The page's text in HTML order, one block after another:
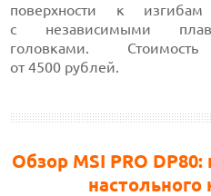
поверхности к
с независимыми
головками.
от 4500 рублей.
Обзор MSI PRO